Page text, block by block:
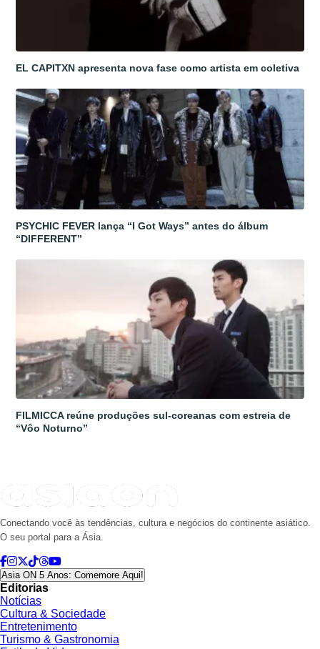
EL CAPITXN apresenta nova fase como artista em coletiva
PSYCHIC FEVER lança “I Got Ways” antes do álbum
“DIFFERENT”
FILMICCA reúne produções sul-coreanas com estreia de
“Vôo Noturno”
Conectando você às tendências, cultura e negócios do continente asiático.
O seu portal para a Ásia.
Asia ON 5 Anos: Comemore Aqui!
Editorias
Notícias
Cultura & Sociedade
Entretenimento
Turismo & Gastronomia